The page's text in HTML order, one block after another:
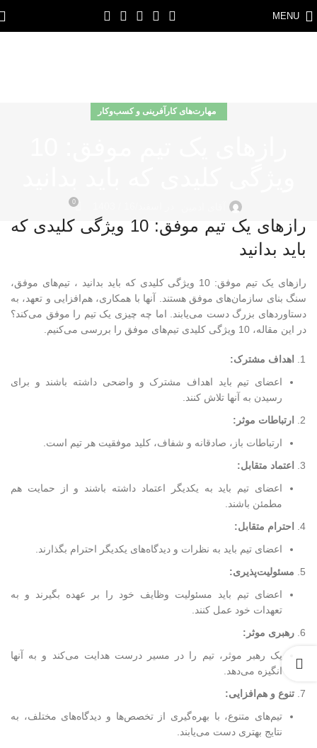
MENU
مهارت‌های کارآفرینی و کسب‌وکار
0
رازهای یک تیم موفق: 10 ویژگی کلیدی که
باید بدانید
رازهای یک تیم موفق: 10 ویژگی کلیدی که باید بدانید ، تیم‌های موفق،
سنگ بنای سازمان‌های موفق هستند. آنها با همکاری، هم‌افزایی و تعهد، به
دستاوردهای بزرگ دست می‌یابند. اما چه چیزی یک تیم را موفق می‌کند؟
در این مقاله، 10 ویژگی کلیدی تیم‌های موفق را بررسی می‌کنیم.
اهداف مشترک:
اعضای تیم باید اهداف مشترک و واضحی داشته باشند و برای
رسیدن به آنها تلاش کنند.
ارتباطات موثر:
ارتباطات باز، صادقانه و شفاف، کلید موفقیت هر تیم است.
اعتماد متقابل:
اعضای تیم باید به یکدیگر اعتماد داشته باشند و از حمایت هم
مطمئن باشند.
احترام متقابل:
اعضای تیم باید به نظرات و دیدگاه‌های یکدیگر احترام بگذارند.
مسئولیت‌پذیری:
اعضای تیم باید مسئولیت وظایف خود را بر عهده بگیرند و به
تعهدات خود عمل کنند.
رهبری موثر:
یک رهبر موثر، تیم را در مسیر درست هدایت می‌کند و به آنها
انگیزه می‌دهد.
تنوع و هم‌افزایی:
تیم‌های متنوع، با بهره‌گیری از تخصص‌ها و دیدگاه‌های مختلف، به
نتایج بهتری دست می‌یابند.